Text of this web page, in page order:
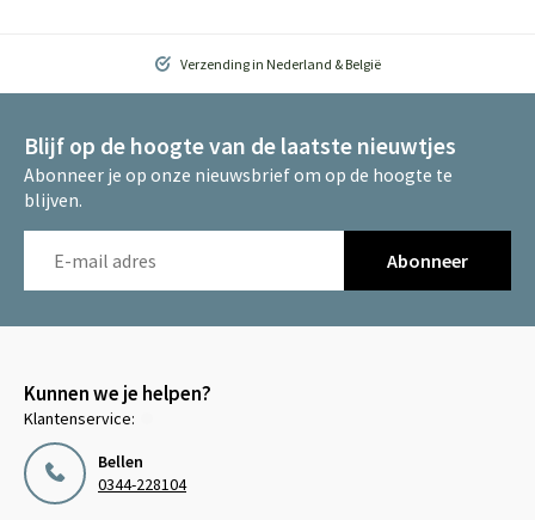
Verzending in Nederland & België
Blijf op de hoogte van de laatste nieuwtjes
Abonneer je op onze nieuwsbrief om op de hoogte te
blijven.
Abonneer
Kunnen we je helpen?
Klantenservice:
Bellen
0344-228104